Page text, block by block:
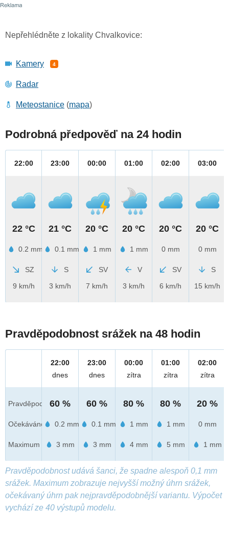
Nepřehlédněte z lokality Chvalkovice:
Kamery 4
Radar
Meteostanice (mapa)
Podrobná předpověď na 24 hodin
22:00
22 °C
0.2 mm
SZ
9 km/h
23:00
21 °C
0.1 mm
S
3 km/h
00:00
20 °C
1 mm
SV
7 km/h
01:00
20 °C
1 mm
V
3 km/h
02:00
20 °C
0 mm
SV
6 km/h
03:00
20 °C
0 mm
S
15 km/h
Pravděpodobnost srážek na 48 hodin
Pravděpod.
Očekáváno
Maximum
22:00
dnes
60 %
0.2 mm
3 mm
23:00
dnes
60 %
0.1 mm
3 mm
00:00
zítra
80 %
1 mm
4 mm
01:00
zítra
80 %
1 mm
5 mm
02:00
zítra
20 %
0 mm
1 mm
Pravděpodobnost udává šanci, že spadne alespoň 0,1 mm
srážek. Maximum zobrazuje nejvyšší možný úhrn srážek,
očekávaný úhrn pak nejpravděpodobnější variantu. Výpočet
vychází ze 40 výstupů modelu.